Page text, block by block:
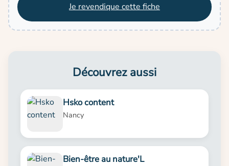
Je revendique cette fiche
Découvrez aussi
Hsko content
Nancy
Bien-être au nature'L